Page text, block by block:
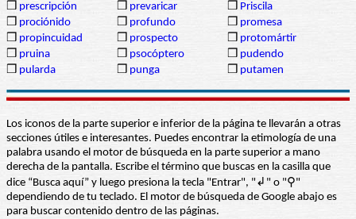
❒ prescripción ❒ prevaricar ❒ Priscila
❒ prociónido ❒ profundo ❒ promesa
❒ propincuidad ❒ prospecto ❒ protomártir
❒ pruina ❒ psocóptero ❒ pudendo
❒ pularda ❒ punga ❒ putamen
Los iconos de la parte superior e inferior de la página te llevarán a otras
secciones útiles e interesantes. Puedes encontrar la etimología de una
palabra usando el motor de búsqueda en la parte superior a mano
derecha de la pantalla. Escribe el término que buscas en la casilla que
dice “Busca aquí” y luego presiona la tecla "Entrar", "↲" o "⚲"
dependiendo de tu teclado. El motor de búsqueda de Google abajo es
para buscar contenido dentro de las páginas.